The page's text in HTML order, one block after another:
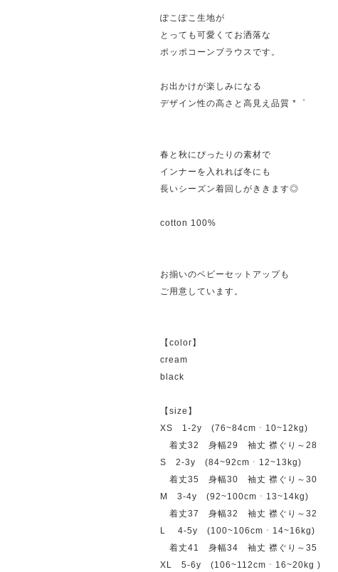
ぽこぽこ生地が
とっても可愛くてお洒落な
ポッポコーンブラウスです。
お出かけが楽しみになる
デザイン性の高さと高見え品質 *゜
春と秋にぴったりの素材で
インナーを入れれば冬にも
長いシーズン着回しがききます◎
cotton 100%
お揃いのベビーセットアップも
ご用意しています。
【color】
cream
black
【size】
XS 1-2y (76~84cmㆍ10~12kg)
着丈32 身幅29 袖丈 襟ぐり～28
S 2-3y (84~92cmㆍ12~13kg)
着丈35 身幅30 袖丈 襟ぐり～30
M 3-4y (92~100cmㆍ13~14kg)
着丈37 身幅32 袖丈 襟ぐり～32
L 4-5y (100~106cmㆍ14~16kg)
着丈41 身幅34 袖丈 襟ぐり～35
XL 5-6y (106~112cmㆍ16~20kg )